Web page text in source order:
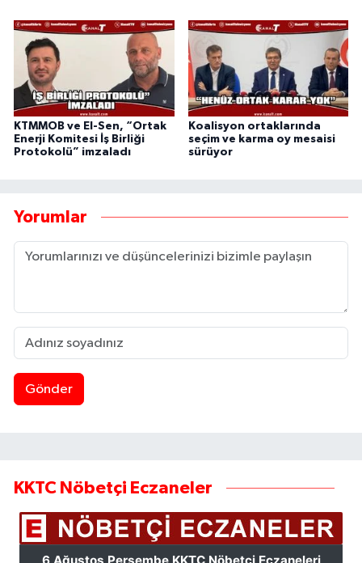
KTMMOB ve El-Sen, “Ortak
Enerji Komitesi İş Birliği
Protokolü” imzaladı
Koalisyon ortaklarında
seçim ve karma oy mesaisi
sürüyor
Yorumlar
Gönder
KKTC Nöbetçi Eczaneler